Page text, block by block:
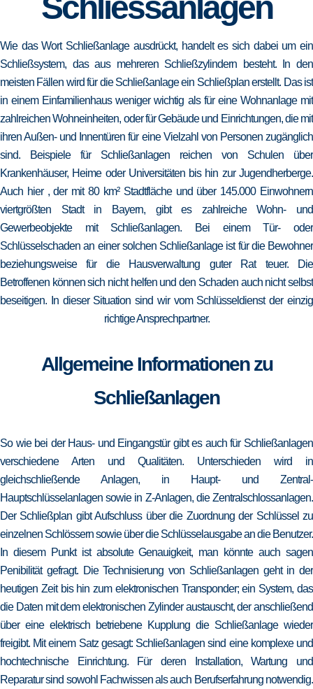
Wie das Wort Schließanlage ausdrückt, handelt es sich dabei um ein
Schließsystem, das aus mehreren Schließzylindern besteht. In den
meisten Fällen wird für die Schließanlage ein Schließplan erstellt. Das ist
in einem Einfamilienhaus weniger wichtig als für eine Wohnanlage mit
zahlreichen Wohneinheiten, oder für Gebäude und Einrichtungen, die mit
ihren Außen- und Innentüren für eine Vielzahl von Personen zugänglich
sind. Beispiele für Schließanlagen reichen von Schulen über
Krankenhäuser, Heime oder Universitäten bis hin zur Jugendherberge.
Auch hier , der mit 80 km² Stadtfläche und über 145.000 Einwohnern
viertgrößten Stadt in Bayern, gibt es zahlreiche Wohn- und
Gewerbeobjekte mit Schließanlagen. Bei einem Tür- oder
Schlüsselschaden an einer solchen Schließanlage ist für die Bewohner
beziehungsweise für die Hausverwaltung guter Rat teuer. Die
Betroffenen können sich nicht helfen und den Schaden auch nicht selbst
beseitigen. In dieser Situation sind wir vom Schlüsseldienst der einzig
richtige Ansprechpartner.
Allgemeine Informationen zu
Schließanlagen
So wie bei der Haus- und Eingangstür gibt es auch für Schließanlagen
verschiedene Arten und Qualitäten. Unterschieden wird in
gleichschließende Anlagen, in Haupt- und Zentral-
Hauptschlüsselanlagen sowie in Z-Anlagen, die Zentralschlossanlagen.
Der Schließplan gibt Aufschluss über die Zuordnung der Schlüssel zu
einzelnen Schlössern sowie über die Schlüsselausgabe an die Benutzer.
In diesem Punkt ist absolute Genauigkeit, man könnte auch sagen
Penibilität gefragt. Die Technisierung von Schließanlagen geht in der
heutigen Zeit bis hin zum elektronischen Transponder; ein System, das
die Daten mit dem elektronischen Zylinder austauscht, der anschließend
über eine elektrisch betriebene Kupplung die Schließanlage wieder
freigibt. Mit einem Satz gesagt: Schließanlagen sind eine komplexe und
hochtechnische Einrichtung. Für deren Installation, Wartung und
Reparatur sind sowohl Fachwissen als auch Berufserfahrung notwendig.